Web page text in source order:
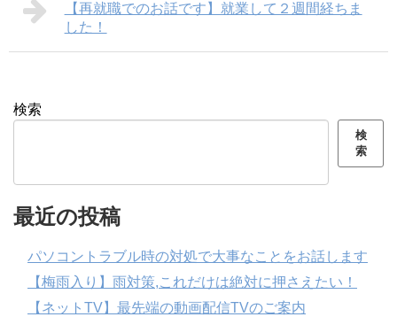
【再就職でのお話です】就業して２週間経ちま
した！
検索
検
索
最近の投稿
パソコントラブル時の対処で大事なことをお話します
【梅雨入り】雨対策,これだけは絶対に押さえたい！
【ネットTV】最先端の動画配信TVのご案内